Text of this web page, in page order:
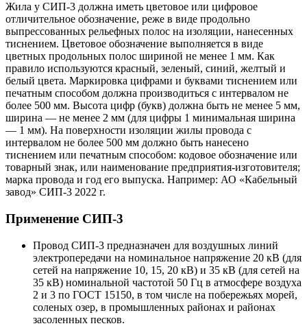
Жила у СИП-3 должна иметь цветовое или цифровое
отличительное обозначение, реже в виде продольно
выпрессованных рельефных полос на изоляции, нанесенных
тиснением. Цветовое обозначение выполняется в виде
цветных продольных полос шириной не менее 1 мм. Как
правило используются красный, зеленый, синий, желтый и
белый цвета. Маркировка цифрами и буквами тиснением или
печатным способом должна производиться с интервалом не
более 500 мм. Высота цифр (букв) должна быть не менее 5 мм,
ширина — не менее 2 мм (для цифры 1 минимальная ширина
— 1 мм). На поверхности изоляции жилы провода с
интервалом не более 500 мм должно быть нанесено
тиснением или печатным способом: кодовое обозначение или
товарный знак, или наименование предприятия-изготовителя;
марка провода и год его выпуска. Например: АО «Кабельный
завод» СИП-3 2022 г.
Применение СИП-3
Провод СИП-3 предназначен для воздушных линий
электропередачи на номинальное напряжение 20 кВ (для
сетей на напряжение 10, 15, 20 кВ) и 35 кВ (для сетей на
35 кВ) номинальной частотой 50 Гц в атмосфере воздуха
2 и 3 по ГОСТ 15150, в том числе на побережьях морей,
соленых озер, в промышленных районах и районах
засоленных песков.